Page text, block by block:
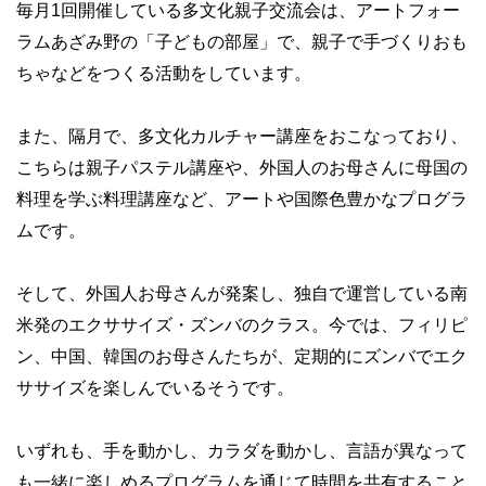
毎月1回開催している多文化親子交流会は、アートフォー
ラムあざみ野の「子どもの部屋」で、親子で手づくりおも
ちゃなどをつくる活動をしています。
また、隔月で、多文化カルチャー講座をおこなっており、
こちらは親子パステル講座や、外国人のお母さんに母国の
料理を学ぶ料理講座など、アートや国際色豊かなプログラ
ムです。
そして、外国人お母さんが発案し、独自で運営している南
米発のエクササイズ・ズンバのクラス。今では、フィリピ
ン、中国、韓国のお母さんたちが、定期的にズンバでエク
ササイズを楽しんでいるそうです。
いずれも、手を動かし、カラダを動かし、言語が異なって
も一緒に楽しめるプログラムを通じて時間を共有すること